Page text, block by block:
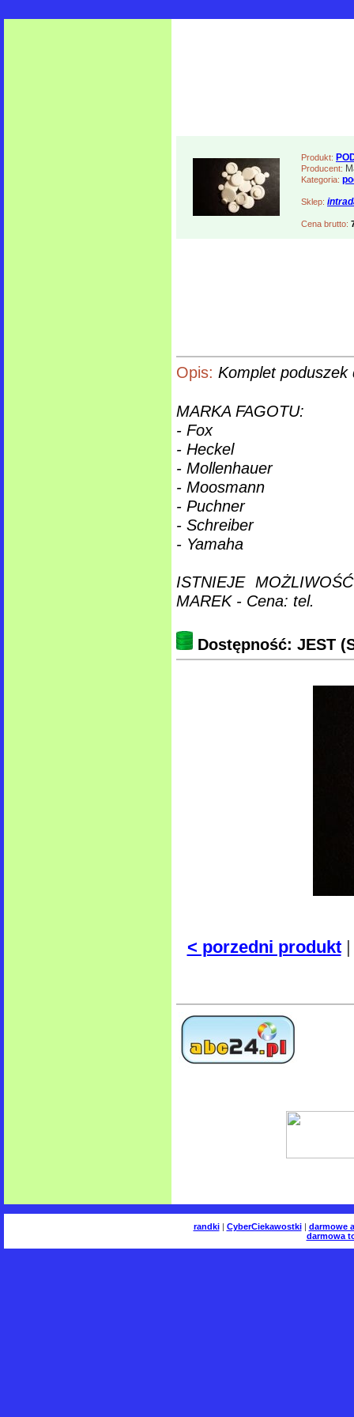
Produkt:
Producent:
Kategoria:
Sklep:
Cena brutto:
Opis: Komplet
MARKA FAGOTU:
- Fox
- Heckel
- Mollenhauer
- Moosmann
- Puchner
- Schreiber
- Yamaha
ISTNIEJE
MAREK - Cena: tel.
Dostępność: JEST
< porzedni produkt
randki| CyberCiekawostki| darmowe
darmowa